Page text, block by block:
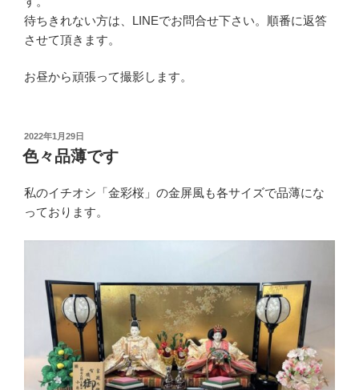
待ちきれない方は、LINEでお問合せ下さい。順番に返答
させて頂きます。
お昼から頑張って撮影します。
投
稿
日:
2022年1月29日
色々品薄です
私のイチオシ「金彩桜」の金屏風も各サイズで品薄にな
っております。